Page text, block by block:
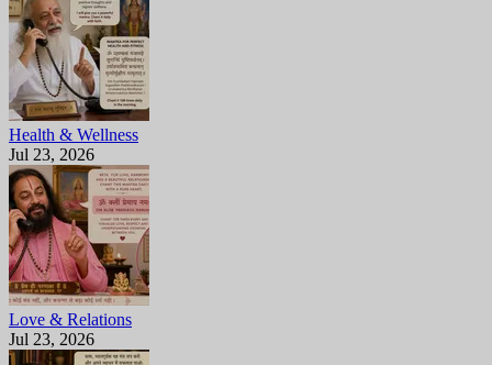
Health & Wellness
Jul 23, 2026
Love & Relations
Jul 23, 2026